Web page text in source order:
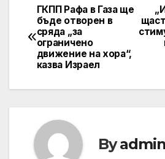
Post
navigation
ГКПП Рафа в Газа ще
бъде отворен в
сряда „за
ограничено
движение на хора“,
казва Израел
Byadmin